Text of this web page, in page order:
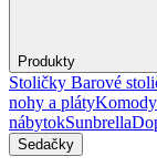
Produkty
Stoličky Barové
nohy a pláty
nábytokSunbrella
Sedačky